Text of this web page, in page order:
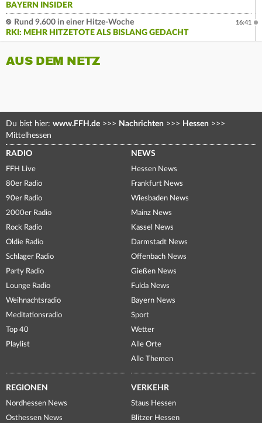
BAYERN INSIDER
Rund 9.600 in einer Hitze-Woche
RKI: MEHR HITZETOTE ALS BISLANG GEDACHT
16:41
AUS DEM NETZ
Du bist hier: www.FFH.de >>> Nachrichten >>> Hessen >>>
Mittelhessen
RADIO
FFH Live
80er Radio
90er Radio
2000er Radio
Rock Radio
Oldie Radio
Schlager Radio
Party Radio
Lounge Radio
Weihnachtsradio
Meditationsradio
Top 40
Playlist
NEWS
Hessen News
Frankfurt News
Wiesbaden News
Mainz News
Kassel News
Darmstadt News
Offenbach News
Gießen News
Fulda News
Bayern News
Sport
Wetter
Alle Orte
Alle Themen
REGIONEN
Nordhessen News
Osthessen News
VERKEHR
Staus Hessen
Blitzer Hessen